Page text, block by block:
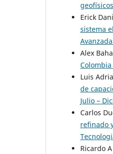
geofísicos
Erick
sistema
Alex
Colombia
Luis
de
Julio –
Carlos
refinado
Ricardo